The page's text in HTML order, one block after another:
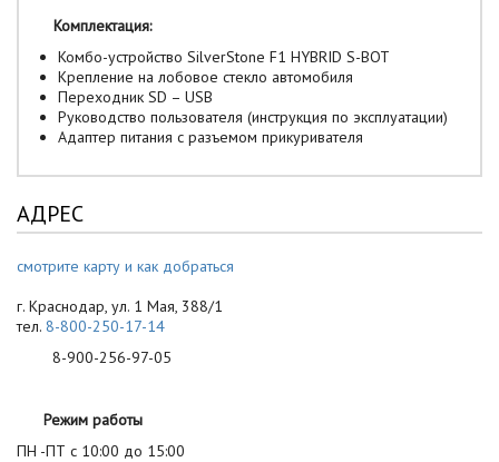
Комплектация:
Комбо-устройство SilverStone F1 HYBRID S-BOT
Крепление на лобовое стекло автомобиля
Переходник SD – USB
Руководство пользователя (инструкция по эксплуатации)
Адаптер питания с разъемом прикуривателя
АДРЕС
смотрите карту и как добраться
г. Краснодар, ул. 1 Мая, 388/1
тел. 8-800-250-17-14
8-900-256-97-05
Режим работы
ПН -ПТ с 10:00 до 15:00